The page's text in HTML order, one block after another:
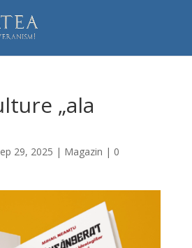
„ala
29, 2025 | Magazin | 0